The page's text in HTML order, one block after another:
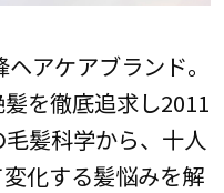
アケアブランド。
を徹底追求し2011
髪科学から、十人
化する髪悩みを解